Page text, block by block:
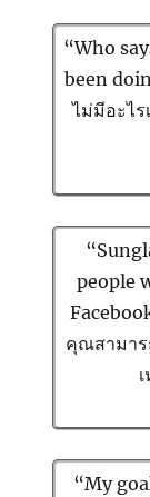
“Who
been
ไม่มีอะไร
people
คุณสามาร
“My